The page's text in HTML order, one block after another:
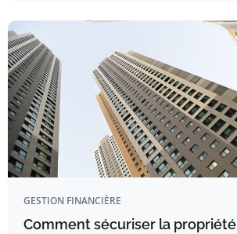
GESTION FINANCIÈRE
Comment sécuriser la propriété